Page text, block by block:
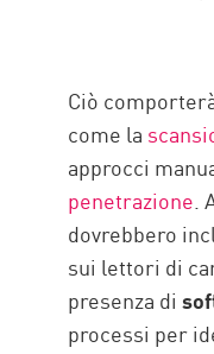
Ciò
come la
approcci
penetrazione.
dovrebbero
sui lettori di
presenza di
processi per